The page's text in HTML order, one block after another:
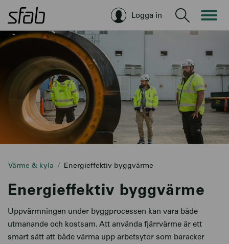
Logga in Sök
Värme & kyla Energieffektiv byggvärme
Energieffektiv byggvärme
Uppvärmningen under byggprocessen kan vara både
utmanande och kostsam. Att använda fjärrvärme är ett
smart sätt att både värma upp arbetsytor som baracker